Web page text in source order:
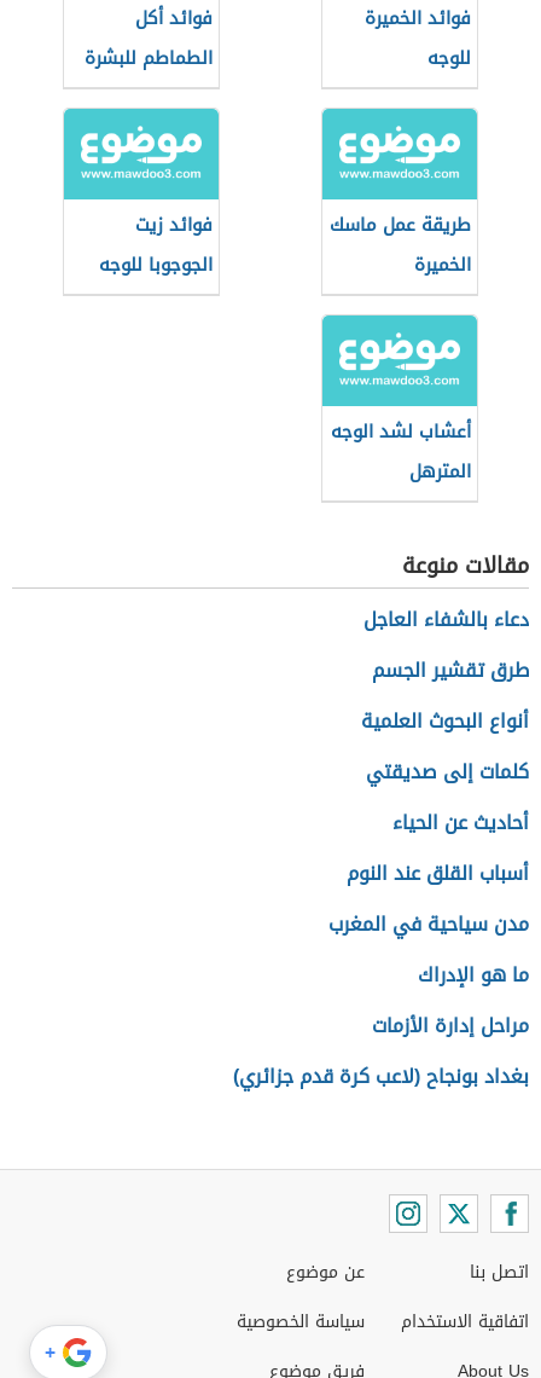
فوائد الخميرة
للوجه
فوائد أكل
الطماطم للبشرة
طريقة عمل ماسك
الخميرة
فوائد زيت
الجوجوبا للوجه
أعشاب لشد الوجه
المترهل
مقالات منوعة
دعاء بالشفاء العاجل
طرق تقشير الجسم
أنواع البحوث العلمية
كلمات إلى صديقتي
أحاديث عن الحياء
أسباب القلق عند النوم
مدن سياحية في المغرب
ما هو الإدراك
مراحل إدارة الأزمات
بغداد بونجاح (لاعب كرة قدم جزائري)
اتصل بنا
اتفاقية الاستخدام
عن موضوع
سياسة الخصوصية
+